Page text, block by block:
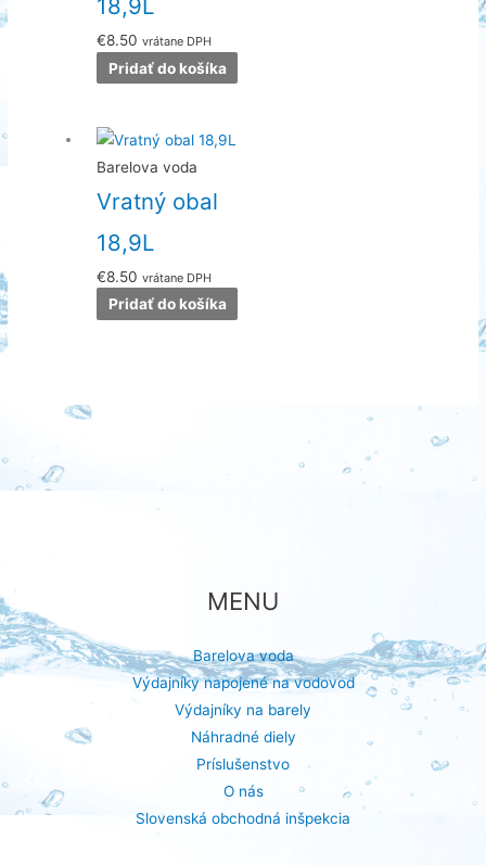
18,9L
€8.50 vrátane DPH
Pridať do košíka
Barelova voda
Vratný obal
18,9L
€8.50 vrátane DPH
Pridať do košíka
MENU
Barelova voda
Výdajníky napojené na vodovod
Výdajníky na barely
Náhradné diely
Príslušenstvo
O nás
Slovenská obchodná inšpekcia